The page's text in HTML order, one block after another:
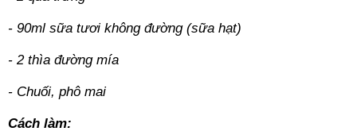
- 90ml sữa tươi không đường (sữa hạt)
- 2 thìa đường mía
- Chuối, phô mai
Cách làm: